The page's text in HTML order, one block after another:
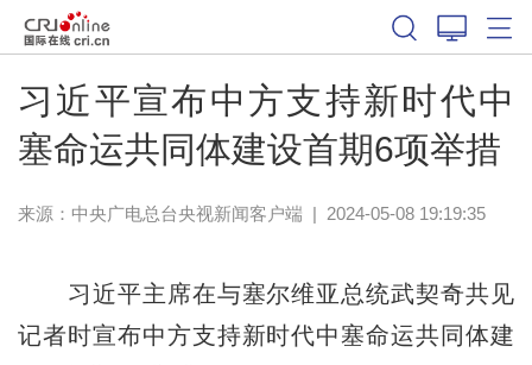
习近平宣布中方支持新时代中
塞命运共同体建设首期6项举措
来源： 中央广电总台央视新闻客户端 | 2024-05-08 19:19:35
习近平主席在与塞尔维亚总统武契奇共见
记者时宣布中方支持新时代中塞命运共同体建